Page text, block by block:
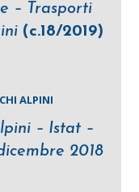
– Trasporti
(c.18/2019)
ALPINI
– Istat –
2018